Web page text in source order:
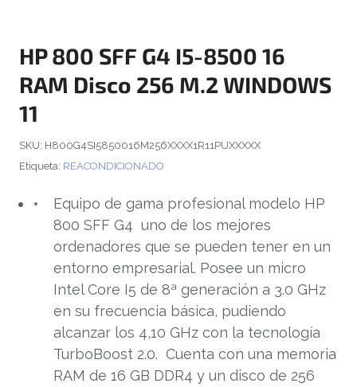
HP 800 SFF G4 I5-8500 16
RAM Disco 256 M.2 WINDOWS
11
SKU: H800G4SI5850016M256XXXX1R11PUXXXXX
Etiqueta: REACONDICIONADO
Equipo de gama profesional modelo HP
800 SFF G4 uno de los mejores
ordenadores que se pueden tener en un
entorno empresarial. Posee un micro
Intel Core I5 de 8ª generación a 3.0 GHz
en su frecuencia básica, pudiendo
alcanzar los 4,10 GHz con la tecnología
TurboBoost 2.0. Cuenta con una memoria
RAM de 16 GB DDR4 y un disco de 256